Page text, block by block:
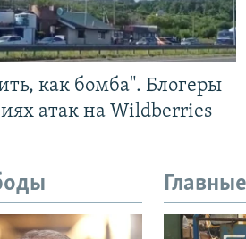
как бомба". Блогеры
атак на Wildberries